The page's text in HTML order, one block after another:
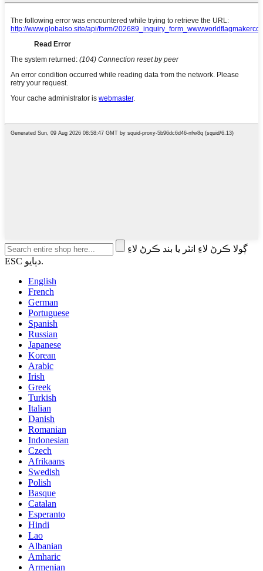
ڳولا ڪرڻ لاءِ انٽر يا بند ڪرڻ لاءِ
ESC دٻايو.
English
French
German
Portuguese
Spanish
Russian
Japanese
Korean
Arabic
Irish
Greek
Turkish
Italian
Danish
Romanian
Indonesian
Czech
Afrikaans
Swedish
Polish
Basque
Catalan
Esperanto
Hindi
Lao
Albanian
Amharic
Armenian